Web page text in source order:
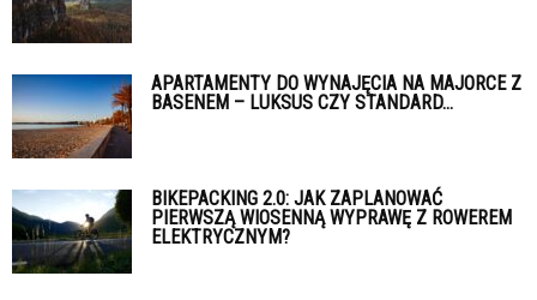
APARTAMENTY DO WYNAJĘCIA NA MAJORCE Z
BASENEM – LUKSUS CZY STANDARD...
BIKEPACKING 2.0: JAK ZAPLANOWAĆ
PIERWSZĄ WIOSENNĄ WYPRAWĘ Z ROWEREM
ELEKTRYCZNYM?